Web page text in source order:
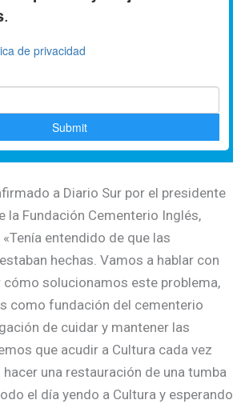
a Diario Sur por el presidente
la Fundación Cementerio Inglés,
entendido de que las
hechas. Vamos a hablar con
cómo solucionamos este problema,
como fundación del cementerio
de cuidar y mantener las
que acudir a Cultura cada vez
una restauración de una tumba
el día yendo a Cultura y esperando